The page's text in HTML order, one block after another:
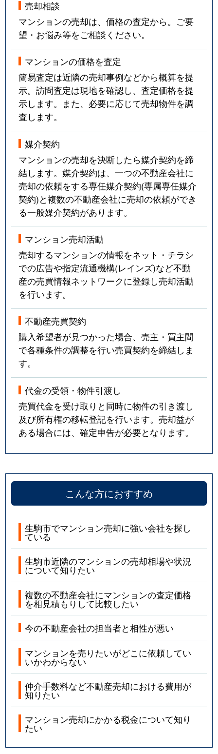
売却相談
マンションの売却は、価格の査定から。ご要
望・お悩み等をご相談ください。
マンションの価格を査定
簡易査定は近隣の売却事例などから概算を提
示。訪問査定は現地を確認し、査定価格を提
示します。また、必要に応じて売却物件を調
査します。
媒介契約
マンションの売却を決断したら媒介契約を締
結します。媒介契約は、一つの不動産会社に
売却の依頼をする専任媒介契約(専属専任媒介
契約)と複数の不動産会社に売却の依頼ができ
る一般媒介契約があります。
マンション売却活動
売却するマンションの情報をネット・チラシ
での広告や指定流通機構(レインズ)など不動
産の売買情報ネットワークに登録し売却活動
を行います。
不動産売買契約
購入希望者が見つかった場合、売主・買主間
で各種条件の調整を行い売買契約を締結しま
す。
代金の受領・物件引渡し
売買代金を受け取りと同時に物件の引き渡し
及び所有権の移転登記を行います。売却益が
ある場合には、確定申告が必要となります。
こんな方におすすめ
生駒市でマンション売却に強い会社を探し
ている
生駒市近隣のマンションの売却相場や状況
について知りたい
複数の不動産会社にマンションの査定価格
を相見積もりして比較したい
今の不動産会社の担当者と相性が悪い
マンションを売りたいがどこに依頼してい
いかわからない
仲介手数料など不動産売却における費用が
知りたい
マンション売却にかかる税金について知り
たい